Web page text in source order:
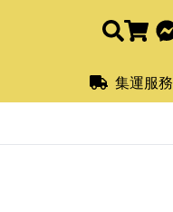
集運服務